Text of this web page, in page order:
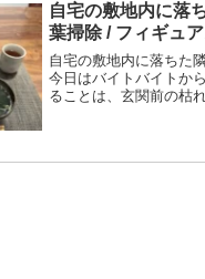
自宅の敷地内に落
葉掃除 / フィギュ
自宅の敷地内に落ちた
今日はバイトバイトか
ることは、玄関前の枯